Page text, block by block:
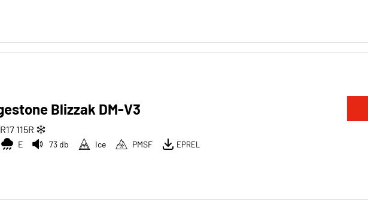
Blizzak DM-V3
115R
E 73 db Ice PMSF EPREL